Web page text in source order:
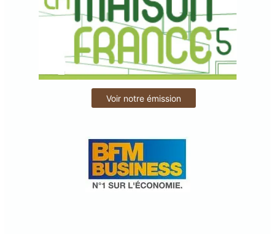
Voir notre émission